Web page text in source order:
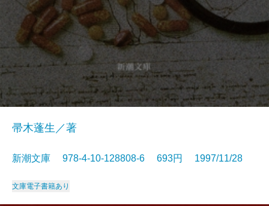
帚木蓬生／著
新潮文庫 978-4-10-128808-6 693円 1997/11/28
文庫電子書籍あり